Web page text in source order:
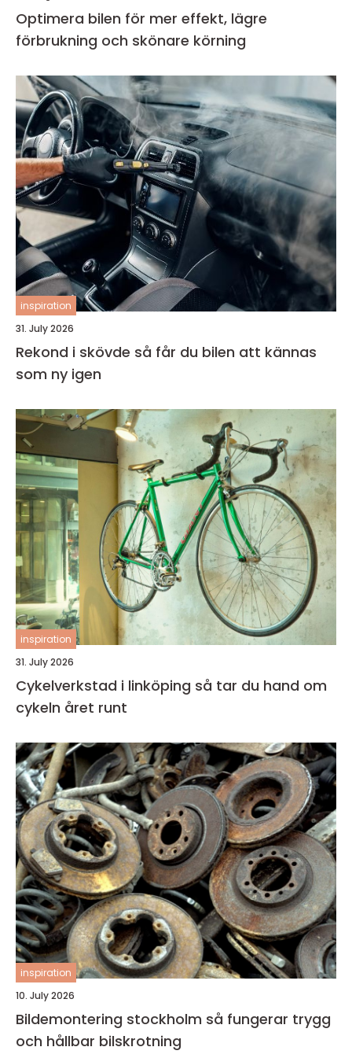
Optimera bilen för mer effekt, lägre
förbrukning och skönare körning
inspiration
31. July 2026
Rekond i skövde så får du bilen att kännas
som ny igen
inspiration
31. July 2026
Cykelverkstad i linköping så tar du hand om
cykeln året runt
inspiration
10. July 2026
Bildemontering stockholm så fungerar trygg
och hållbar bilskrotning